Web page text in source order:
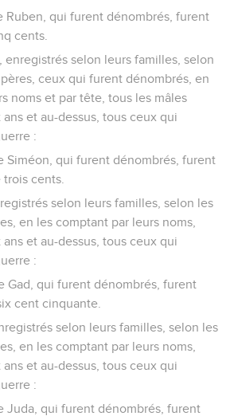
Ruben, qui furent dénombrés, furent
cents.
enregistrés selon leurs familles, selon
ceux qui furent dénombrés, en
noms et par tête, tous les mâles
et au-dessus, tous ceux qui
:
Siméon, qui furent dénombrés, furent
cents.
selon leurs familles, selon les
en les comptant par leurs noms,
et au-dessus, tous ceux qui
:
Gad, qui furent dénombrés, furent
cent cinquante.
selon leurs familles, selon les
en les comptant par leurs noms,
et au-dessus, tous ceux qui
:
Juda, qui furent dénombrés, furent